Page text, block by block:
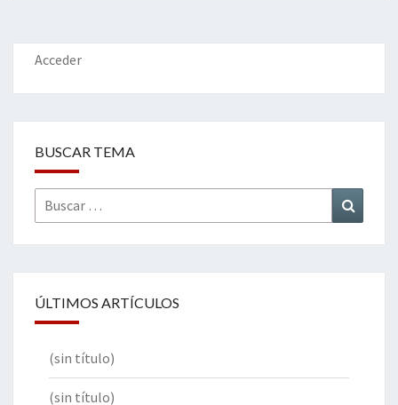
o
o
k
er dI
n
l
p
ar
Acceder
BUSCAR TEMA
Buscar
por:
ÚLTIMOS ARTÍCULOS
(sin título)
(sin título)